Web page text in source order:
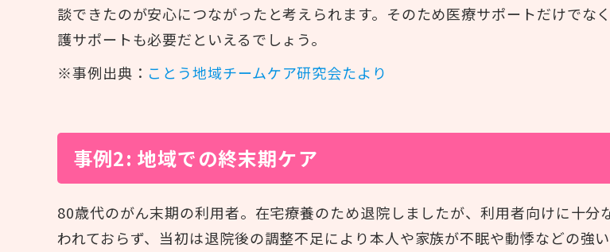
談できたのが安心につながったと考えられます。そのため医療サポートだけでな
護サポートも必要だといえるでしょう。
※事例出典： ことう地域チームケア研究会たより
事例2: 地域での終末期ケア
80歳代のがん末期の利用者。在宅療養のため退院しましたが、利用者向けに十分
われておらず、当初は退院後の調整不足により本人や家族が不眠や動悸などの強